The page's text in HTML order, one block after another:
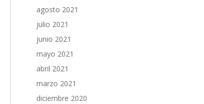
agosto 2021
julio 2021
junio 2021
mayo 2021
abril 2021
marzo 2021
diciembre 2020